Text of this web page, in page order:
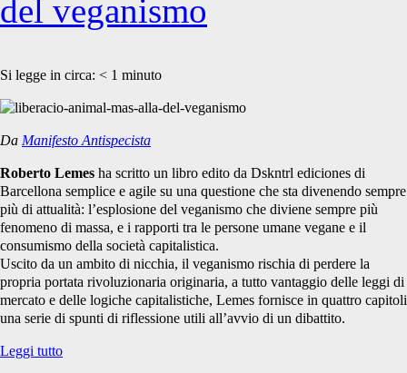
animal</span>
del veganismo
Si legge in circa: < 1 minuto
Da Manifesto Antispecista
Roberto Lemes ha scritto un libro edito da Dskntrl ediciones di
Barcellona semplice e agile su una questione che sta divenendo sempre
più di attualità: l’esplosione del veganismo che diviene sempre più
fenomeno di massa, e i rapporti tra le persone umane vegane e il
consumismo della società capitalistica.
Uscito da un ambito di nicchia, il veganismo rischia di perdere la
propria portata rivoluzionaria originaria, a tutto vantaggio delle leggi di
mercato e delle logiche capitalistiche, Lemes fornisce in quattro capitoli
una serie di spunti di riflessione utili all’avvio di un dibattito.
Leggi tuttoLiberación